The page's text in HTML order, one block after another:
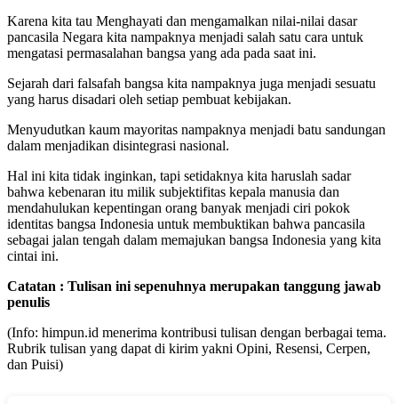
Karena kita tau Menghayati dan mengamalkan nilai-nilai dasar
pancasila Negara kita nampaknya menjadi salah satu cara untuk
mengatasi permasalahan bangsa yang ada pada saat ini.
Sejarah dari falsafah bangsa kita nampaknya juga menjadi sesuatu
yang harus disadari oleh setiap pembuat kebijakan.
Menyudutkan kaum mayoritas nampaknya menjadi batu sandungan
dalam menjadikan disintegrasi nasional.
Hal ini kita tidak inginkan, tapi setidaknya kita haruslah sadar
bahwa kebenaran itu milik subjektifitas kepala manusia dan
mendahulukan kepentingan orang banyak menjadi ciri pokok
identitas bangsa Indonesia untuk membuktikan bahwa pancasila
sebagai jalan tengah dalam memajukan bangsa Indonesia yang kita
cintai ini.
Catatan : Tulisan ini sepenuhnya merupakan tanggung jawab
penulis
(Info: himpun.id menerima kontribusi tulisan dengan berbagai tema.
Rubrik tulisan yang dapat di kirim yakni Opini, Resensi, Cerpen,
dan Puisi)